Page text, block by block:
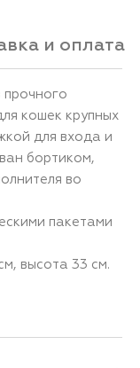
и оплата
прочного
кошек крупных
для входа и
бортиком,
во
пакетами
высота 33 см.